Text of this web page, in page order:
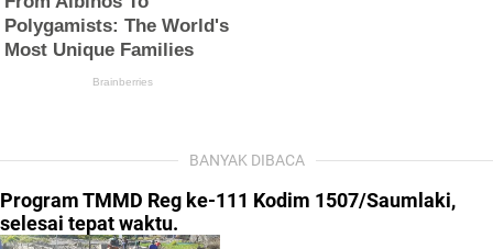
BANYAK DIBACA
Program TMMD Reg ke-111 Kodim 1507/Saumlaki,
selesai tepat waktu.